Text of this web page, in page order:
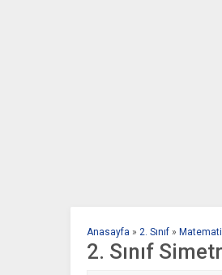
Anasayfa » 2. Sınıf »
2. Sınıf